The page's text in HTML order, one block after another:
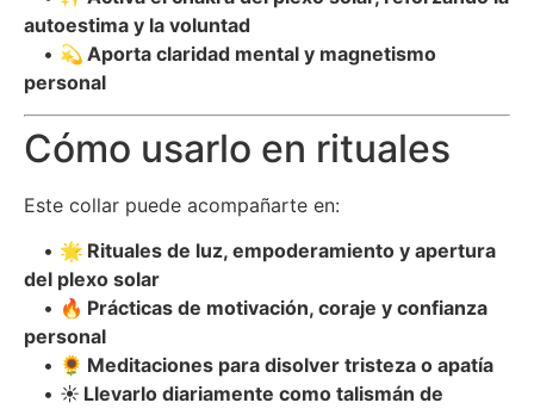
autoestima y la voluntad
• 💫 Aporta claridad mental y magnetismo
personal
Cómo usarlo en rituales
Este collar puede acompañarte en:
• 🌟 Rituales de luz, empoderamiento y apertura
del plexo solar
• 🔥 Prácticas de motivación, coraje y confianza
personal
• 🌻 Meditaciones para disolver tristeza o apatía
• ☀️ Llevarlo diariamente como talismán de